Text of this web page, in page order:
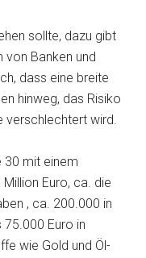
sollte, dazu gibt
von Banken und
dass eine breite
hinweg, das Risiko
verschlechtert wird.
30 mit einem
Euro, ca. die
, ca. 200.000 in
75.000 Euro in
wie Gold und Öl-